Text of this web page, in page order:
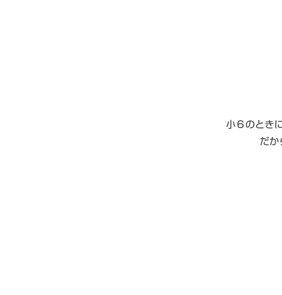
小６のとき
だか